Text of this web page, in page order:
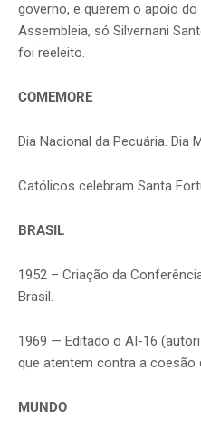
governo, e querem o apoio
Assembleia, só Silvernani
foi reeleito.
COMEMORE
Dia Nacional da Pecuária. Dia
Católicos celebram Santa
BRASIL
1952 – Criação da
Brasil.
1969 — Editado o AI-16
que atentem contra a coesão
MUNDO